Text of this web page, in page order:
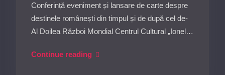
la
Sala
Europa.
Conferință eveniment și lansare de carte despre
destinele românești din timpul și de după cel de-
Al Doilea Război Mondial Centrul Cultural „Ionel…
Continue reading„România